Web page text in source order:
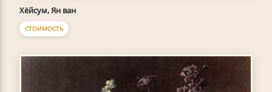
Хёйсум, Ян ван
СТОИМОСТЬ